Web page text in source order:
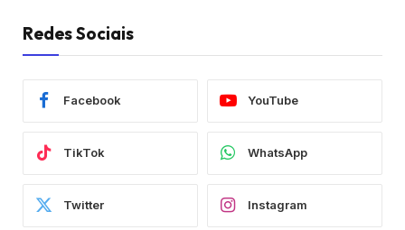
Redes Sociais
Facebook YouTube
TikTok WhatsApp
Twitter Instagram